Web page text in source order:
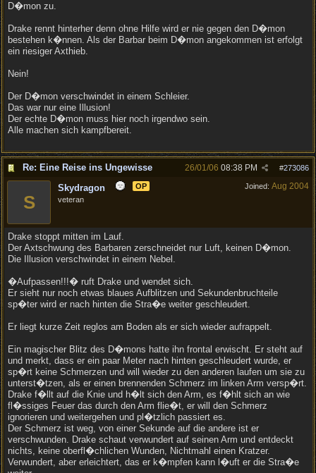
D�mon zu.
Drake rennt hinterher denn ohne Hilfe wird er nie gegen den D�mon
bestehen k�nnen. Als der Barbar beim D�mon angekommen ist erfolgt
ein riesiger Axthieb.
Nein!
Der D�mon verschwindet in einem Schleier.
Das war nur eine Illusion!
Der echte D�mon muss hier noch irgendwo sein.
Alle machen sich kampfbereit.
Re: Eine Reise ins Ungewisse #273086
26/01/06 08:38 PM
Joined: Aug 2004
S
Skydragon
OP
veteran
Drake stoppt mitten im Lauf.
Der Axtschwung des Barbaren zerschneidet nur Luft, keinen D�mon.
Die Illusion verschwindet in einem Nebel.
�Aufpassen!!!� ruft Drake und wendet sich.
Er sieht nur noch etwas blaues Aufblitzen und Sekundenbruchteile
sp�ter wird er nach hinten die Stra�e weiter geschleudert.
Er liegt kurze Zeit reglos am Boden als er sich wieder aufrappelt.
Ein magischer Blitz des D�mons hatte ihn frontal erwischt. Er steht auf
und merkt, dass er ein paar Meter nach hinten geschleudert wurde, er
sp�rt keine Schmerzen und will wieder zu den anderen laufen um sie zu
unterst�tzen, als er einen brennenden Schmerz im linken Arm versp�rt.
Drake f�llt auf die Knie und h�lt sich den Arm, es f�hlt sich an wie
fl�ssiges Feuer das durch den Arm flie�t, er will den Schmerz
ignorieren und weitergehen und pl�tzlich passiert es.
Der Schmerz ist weg, von einer Sekunde auf die andere ist er
verschwunden. Drake schaut verwundert auf seinen Arm und entdeckt
nichts, keine oberfl�chlichen Wunden, Nichtmahl einen Kratzer.
Verwundert, aber erleichtert, das er k�mpfen kann l�uft er die Stra�e